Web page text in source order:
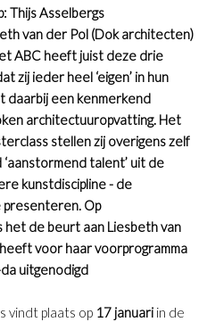
Thijs Asselbergs
van der Pol (Dok architecten)
ABC heeft juist deze drie
zij ieder heel ‘eigen’ in hun
daarbij een kenmerkend
architectuuropvatting. Het
stellen zij overigens zelf
talent’ uit de
kunstdiscipline - de
presenteren. Op
het de beurt aan Liesbeth van
voor haar voorprogramma
uitgenodigd
vindt plaats op 17 januari in de